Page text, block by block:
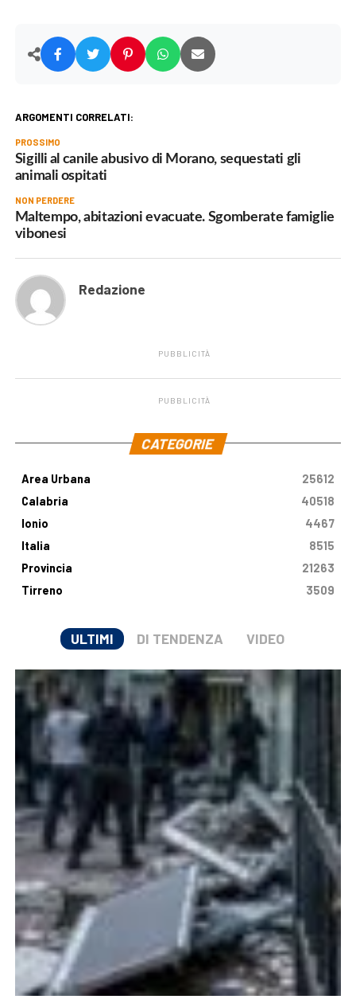
ARGOMENTI CORRELATI:
PROSSIMO
Sigilli al canile abusivo di Morano, sequestati gli
animali ospitati
NON PERDERE
Maltempo, abitazioni evacuate. Sgomberate famiglie
vibonesi
Redazione
PUBBLICITÀ
PUBBLICITÀ
CATEGORIE
Area Urbana
25612
Calabria
40518
Ionio
4467
Italia
8515
Provincia
21263
Tirreno
3509
ULTIMI DI TENDENZA VIDEO